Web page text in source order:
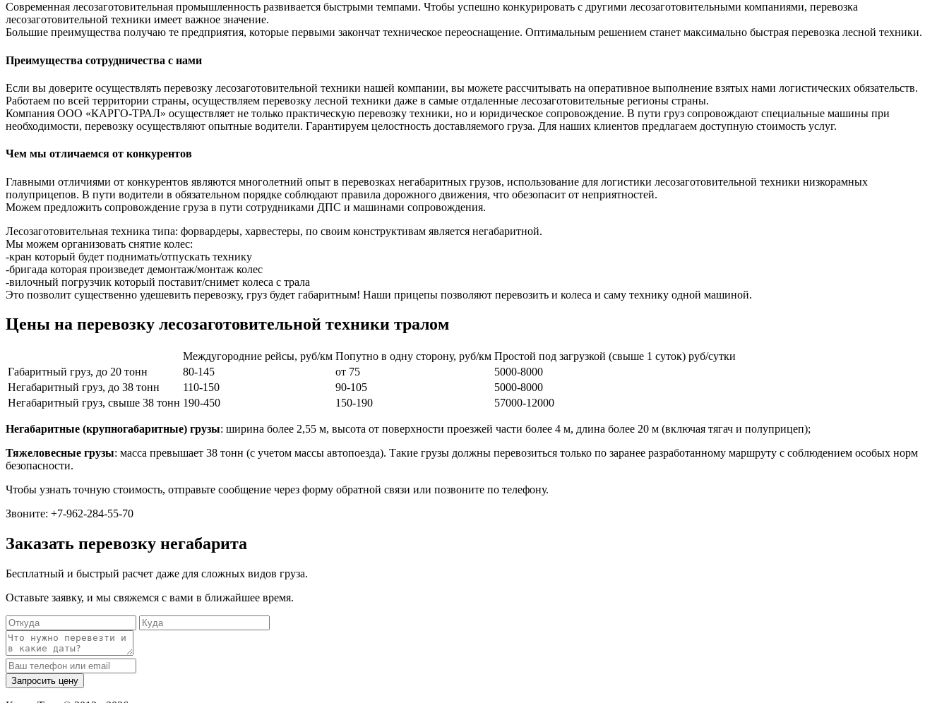
Современная лесозаготовительная промышленность развивается быстрыми темпами. Чтобы успешно конкурировать с другими лесозаготовительными компаниями, перевозка
лесозаготовительной техники имеет важное значение.
Большие преимущества получаю те предприятия, которые первыми закончат техническое переоснащение. Оптимальным решением станет максимально быстрая перевозка лесной техники.
Преимущества сотрудничества с нами
Если вы доверите осуществлять перевозку лесозаготовительной техники нашей компании, вы можете рассчитывать на оперативное выполнение взятых нами логистических обязательств.
Работаем по всей территории страны, осуществляем перевозку лесной техники даже в самые отдаленные лесозаготовительные регионы страны.
Компания ООО «КАРГО-ТРАЛ» осуществляет не только практическую перевозку техники, но и юридическое сопровождение. В пути груз сопровождают специальные машины при
необходимости, перевозку осуществляют опытные водители. Гарантируем целостность доставляемого груза. Для наших клиентов предлагаем доступную стоимость услуг.
Чем мы отличаемся от конкурентов
Главными отличиями от конкурентов являются многолетний опыт в перевозках негабаритных грузов, использование для логистики лесозаготовительной техники низкорамных
полуприцепов. В пути водители в обязательном порядке соблюдают правила дорожного движения, что обезопасит от неприятностей.
Можем предложить сопровождение груза в пути сотрудниками ДПС и машинами сопровождения.
Лесозаготовительная техника типа: форвардеры, харвестеры, по своим конструктивам является негабаритной.
Мы можем организовать снятие колес:
-кран который будет поднимать/отпускать технику
-бригада которая произведет демонтаж/монтаж колес
-вилочный погрузчик который поставит/снимет колеса с трала
Это позволит существенно удешевить перевозку, груз будет габаритным! Наши прицепы позволяют перевозить и колеса и саму технику одной машиной.
Цены на перевозку лесозаготовительной техники тралом
Междугородние рейсы, руб/км Попутно в одну сторону, руб/км Простой под загрузкой (свыше 1 суток) руб/сутки
Габаритный груз, до 20 тонн
80-145 от 75
5000-8000
Негабаритный груз, до 38 тонн
110-150 90-105
5000-8000
Негабаритный груз, свыше 38 тонн 190-450 150-190 57000-12000
Негабаритные (крупногабаритные) грузы: ширина более 2,55 м, высота от поверхности проезжей части более 4 м, длина более 20 м (включая тягач и полуприцеп);
Тяжеловесные грузы: масса превышает 38 тонн (с учетом массы автопоезда). Такие грузы должны перевозиться только по заранее разработанному маршруту с соблюдением особых норм
безопасности.
Чтобы узнать точную стоимость, отправьте сообщение через форму обратной связи или позвоните по телефону.
Звоните: +7-962-284-55-70
Заказать перевозку негабарита
Бесплатный и быстрый расчет даже для сложных видов груза.
Оставьте заявку, и мы свяжемся с вами в ближайшее время.
Запросить цену